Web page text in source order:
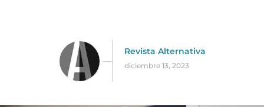
Revista Alternativa
diciembre 13, 2023